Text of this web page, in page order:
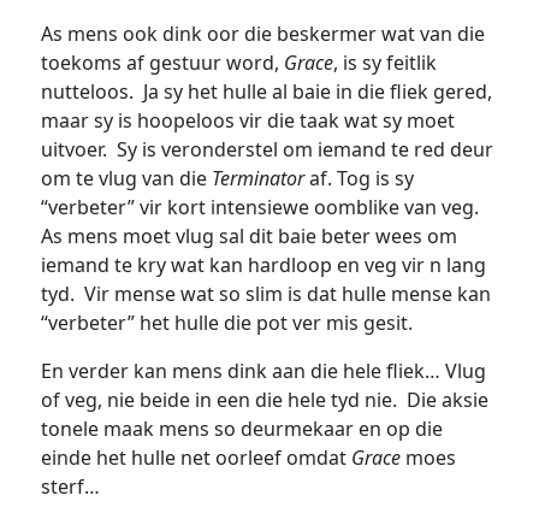
As mens ook dink oor die beskermer wat van die
toekoms af gestuur word, Grace, is sy feitlik
nutteloos. Ja sy het hulle al baie in die fliek gered,
maar sy is hoopeloos vir die taak wat sy moet
uitvoer. Sy is veronderstel om iemand te red deur
om te vlug van die Terminatoraf. Tog is sy
“verbeter” vir kort intensiewe oomblike van veg.
As mens moet vlug sal dit baie beter wees om
iemand te kry wat kan hardloop en veg vir n lang
tyd. Vir mense wat so slim is dat hulle mense kan
“verbeter” het hulle die pot ver mis gesit.
En verder kan mens dink aan die hele fliek… Vlug
of veg, nie beide in een die hele tyd nie. Die aksie
tonele maak mens so deurmekaar en op die
einde het hulle net oorleef omdat Grace moes
sterf…